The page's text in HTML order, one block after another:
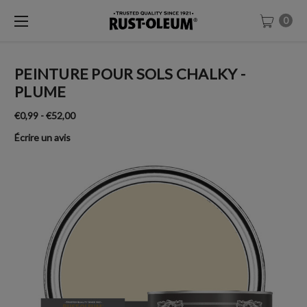
0
PEINTURE POUR SOLS CHALKY -
PLUME
€0,99 - €52,00
Écrire un avis